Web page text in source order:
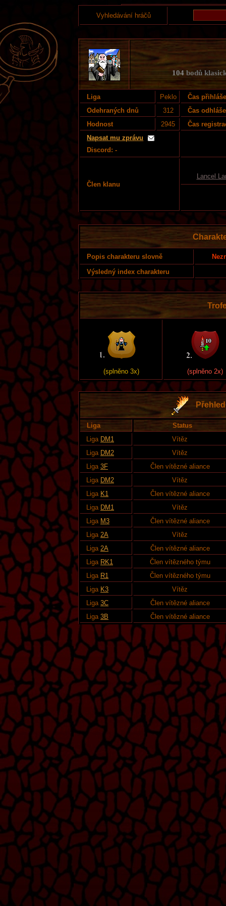
Vyhledávání hráčů
104bodů
Liga Peklo
Čas
Odehraných dnů
312
Čas
Hodnost
2945
Čas
Napsat mu zprávu
Discord: -
Člen klanu
Lancel
Popis charakteru slovně
Výsledný index charakteru
(splněno 3x) (splněno 2x)
Liga
Status
Liga DM1
Vítěz
Liga DM2
Vítěz
Liga 3F
Člen vítězné aliance
Liga DM2
Vítěz
Liga K1
Člen vítězné aliance
Liga DM1
Vítěz
Liga M3
Člen vítězné aliance
Liga 2A
Vítěz
Liga 2A
Člen vítězné aliance
Liga RK1
Člen vítězného týmu
Liga R1
Člen vítězného týmu
Liga K3
Vítěz
Liga 3C
Člen vítězné aliance
Liga 3B Člen vítězné aliance